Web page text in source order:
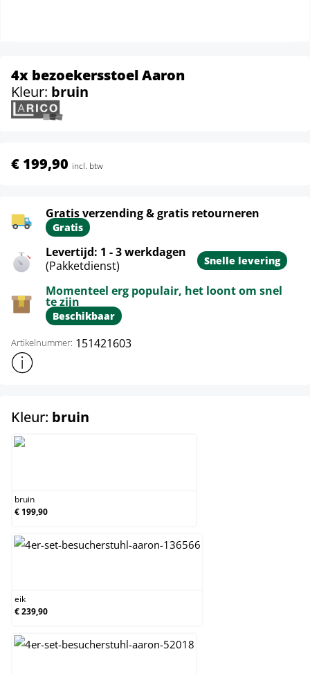
4x bezoekersstoel Aaron
Kleur: bruin
€ 199,90 incl. btw
Gratis verzending & gratis retourneren
Gratis
Levertijd: 1 - 3 werkdagen
(Pakketdienst)
Snelle levering
Momenteel erg populair, het loont om snel
te zijn
Beschikbaar
Artikelnummer: 151421603
Toon meer productinformatie
Kleur: bruin
bruin
€ 199,90
eik
€ 239,90